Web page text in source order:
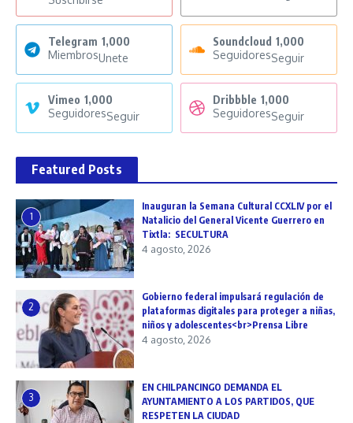
Telegram 1,000
MiembrosUnete
Soundcloud 1,000
SeguidoresSeguir
Vimeo 1,000
SeguidoresSeguir
Dribbble 1,000
SeguidoresSeguir
Featured Posts
1
Inauguran la Semana Cultural CCXLIV por el
Natalicio del General Vicente Guerrero en
Tixtla: SECULTURA
4 agosto, 2026
2
Gobierno federal impulsará regulación de
plataformas digitales para proteger a niñas,
niños y adolescentes<br>Prensa Libre
4 agosto, 2026
3
EN CHILPANCINGO DEMANDA EL
AYUNTAMIENTO A LOS PARTIDOS, QUE
RESPETEN LA CIUDAD